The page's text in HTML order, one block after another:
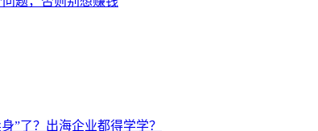
”了？出海企业都得学学？